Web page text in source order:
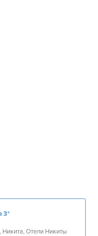
3*
Отели Никиты